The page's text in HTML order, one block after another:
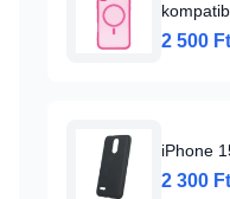
2 500 Ft
iPhone
2 300 Ft